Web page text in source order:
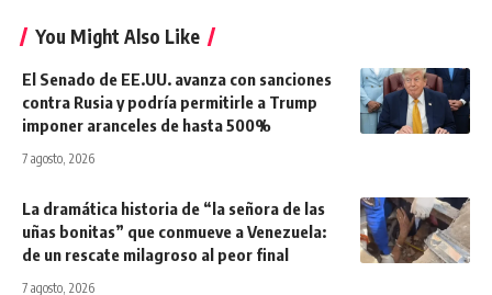
You Might Also Like
El Senado de EE.UU. avanza con sanciones
contra Rusia y podría permitirle a Trump
imponer aranceles de hasta 500%
7 agosto, 2026
La dramática historia de “la señora de las
uñas bonitas” que conmueve a Venezuela:
de un rescate milagroso al peor final
7 agosto, 2026